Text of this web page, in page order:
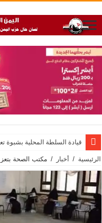
قيادة السلطة المحلية بشبوة
الرئيسية / أخبار / مكتب الصحة بتعز يدرب 50 من